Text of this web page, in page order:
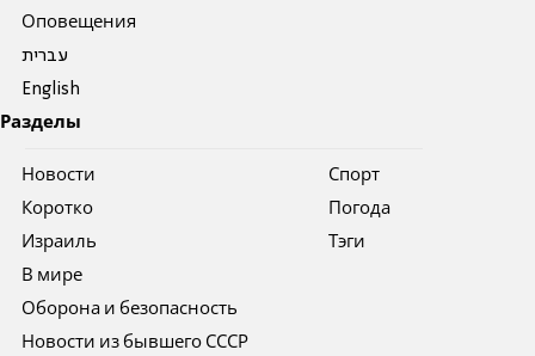
Оповещения
עברית
English
Разделы
Новости
Коротко
Израиль
В мире
Оборона и безопасность
Новости из бывшего СССР
Спорт
Погода
Тэги